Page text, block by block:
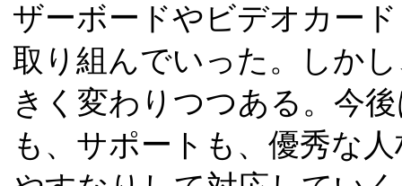
ザーボードやビデオカー
取り組んでいった。しか
きく変わりつつある。今
も、サポートも、優秀な